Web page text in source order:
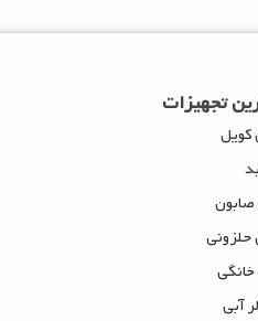
تجهیزات
کویل
آبی